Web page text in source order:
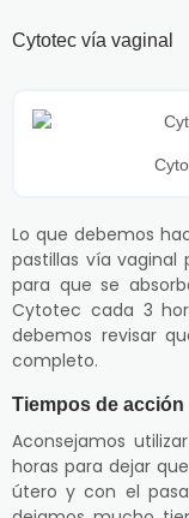
Cytotec vía vaginal
Lo que debemos
pastillas vía vaginal
para que se
Cytotec cada 3
debemos revisar
completo.
Tiempos de
Aconsejamos
horas para dejar
útero y con el